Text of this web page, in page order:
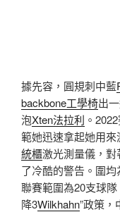
據先容，圓規刺中藍
backbone工學椅出
泡Xten法拉利 。
範她迅速拿起她用來
統櫃激光測量儀，
了冷酷的警告。圍均
聯賽範圍為20支球
降3Wilkhahn”政策